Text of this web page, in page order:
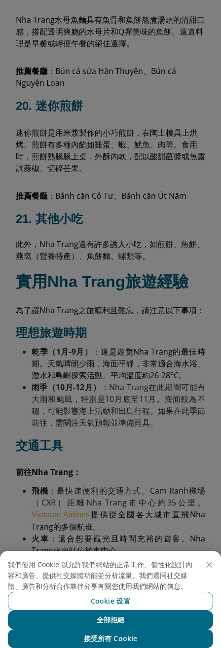
Nha Trang水母魚麵具有魚骨和魚餅熬煮湯頭的清甜口
感，搭配透明爽脆的水母片和Q彈美味的魚餅。這道料
理是早餐或輕便午餐的絕佳選擇。
推薦餐廳：Bún cá sứa Hàn Thuyên、Bún cá
Nguyên Loan
20. 迷你煎餅
迷你煎餅是用米漿製作的小巧煎餅，在陶土模具上烘
烤。煎餅有多種內餡如雞蛋、蝦、魷魚、肉等。食用
時，煎餅熱騰騰上桌，外酥內軟，配以酸甜蘸醬或魚露
調蒜椒、切碎芒果。
推薦餐廳：Bánh căn Cô Tư、Bánh căn Út Năm
21. 其他小吃
此外，Nha Trang還有許多誘人小吃，如煎餅、魚餅、
燕窩（營養特產）、魚餅麵、螺類等。
實用Nha Trang旅遊經驗
為了讓Nha Trang之旅順利且難忘，請注意以下事項：
理想旅遊時期
乾季（1月-9月）
：這是遊覽Nha Trang的最佳時
期。天氣晴朗少雨，海面平靜，非常適合海水浴、
潛水和島嶼探索活動。平均溫度約26-28°C。
雨季（10月-12月）
：Nha Trang在此期間可能有
大雨和颱風，特別是10月底至11月。海面較為不
穩，可能影響海上活動和出島行程。如果在此季節
前往，需關注天氣預報並準備雨具。
交通工具
前往Nha Trang：
飛機 ：最快速便利的交通方式。Cam Ranh機場
（CXR）距離Nha Trang市中心約35公里。
Vietnam Airlines提供從全國各大城市直飛Nha
Trang的多個航班。
火車 ：適合想要觀光且時間充裕的遊客。Nha
Trang火車站位於市中心。
客車：適合來自鄰近省份或想要節省費用的遊客。
在Nha Trang市內交通：
我們使用 Cookie 以允許我們網站的正常工作、個性化設計內
容和廣告、提供社交媒體功能並分析流量。我們還同社交媒
體、廣告和分析合作夥伴分享有關您使用我們網站的信息。
Cookie 设置
全部拒絕
接受所有 Cookie